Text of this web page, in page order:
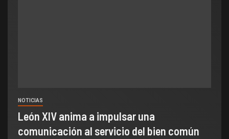
NOTICIAS
León XIV anima a impulsar una
comunicación al servicio del bien común